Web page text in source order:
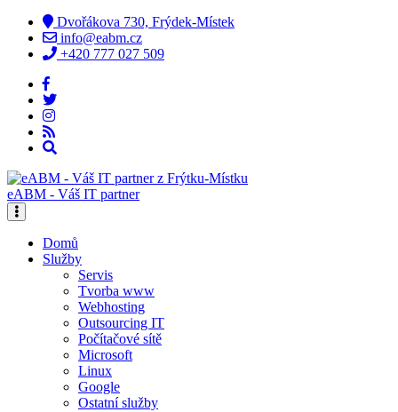
Dvořákova 730, Frýdek-Místek
info@eabm.cz
+420 777 027 509
eABM - Váš IT partner
Domů
Služby
Servis
Tvorba www
Webhosting
Outsourcing IT
Počítačové sítě
Microsoft
Linux
Google
Ostatní služby